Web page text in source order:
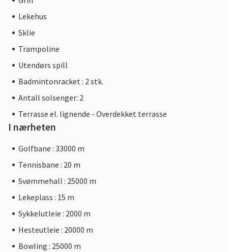
Lekehus
Sklie
Trampoline
Utendørs spill
Badmintonracket : 2 stk.
Antall solsenger: 2
Terrasse el. lignende - Overdekket terrasse
I nærheten
Golfbane : 33000 m
Tennisbane : 20 m
Svømmehall : 25000 m
Lekeplass : 15 m
Sykkelutleie : 2000 m
Hesteutleie : 20000 m
Bowling : 25000 m